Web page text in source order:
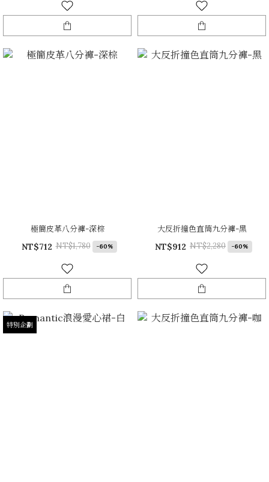
極簡皮革八分褲-深棕
NT$712 NT$1,780 -60%
大反折撞色直筒九分褲-黑
NT$912 NT$2,280 -60%
特別企劃